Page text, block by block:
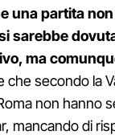
una partita
sarebbe
ma
che secondo la
non hanno
mancando di